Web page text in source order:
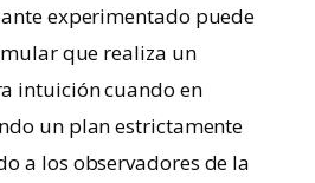
experimentado puede
que realiza un
intuición cuando en
un plan estrictamente
a los observadores de la